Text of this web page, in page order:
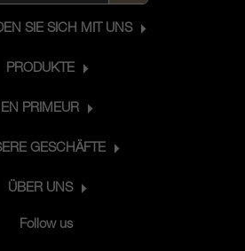
SIE SICH MIT UNS
PRODUKTE
EN PRIMEUR
GESCHÄFTE
ÜBER UNS
Follow us